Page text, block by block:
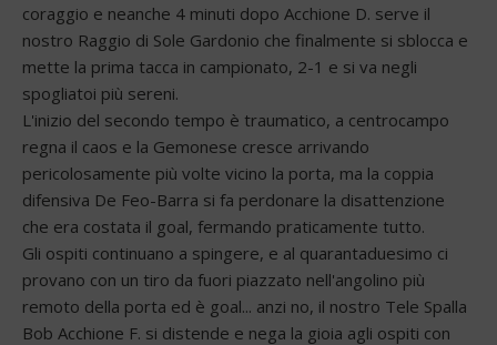
coraggio e neanche 4 minuti dopo Acchione D. serve il
nostro Raggio di Sole Gardonio che finalmente si sblocca e
mette la prima tacca in campionato, 2-1 e si va negli
spogliatoi più sereni.
L'inizio del secondo tempo è traumatico, a centrocampo
regna il caos e la Gemonese cresce arrivando
pericolosamente più volte vicino la porta, ma la coppia
difensiva De Feo-Barra si fa perdonare la disattenzione
che era costata il goal, fermando praticamente tutto.
Gli ospiti continuano a spingere, e al quarantaduesimo ci
provano con un tiro da fuori piazzato nell'angolino più
remoto della porta ed è goal... anzi no, il nostro Tele Spalla
Bob Acchione F. si distende e nega la gioia agli ospiti con